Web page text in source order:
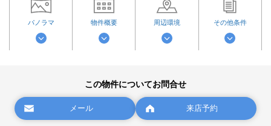
パノラマ 物件概要 周辺環境 その他条件
この物件についてお問合せ
メール 来店予約